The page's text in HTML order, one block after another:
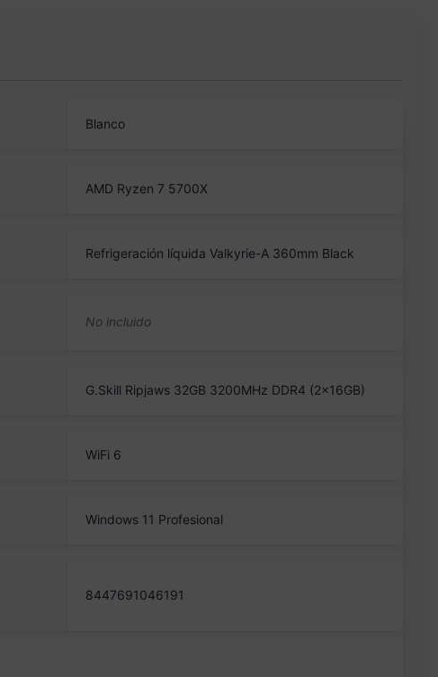
Blanco
AMD Ryzen 7 5700X
Refrigeración líquida Valkyrie-A 360mm Black
G.Skill Ripjaws 32GB 3200MHz DDR4 (2x16GB)
WiFi 6
Windows 11 Profesional
8447691046191